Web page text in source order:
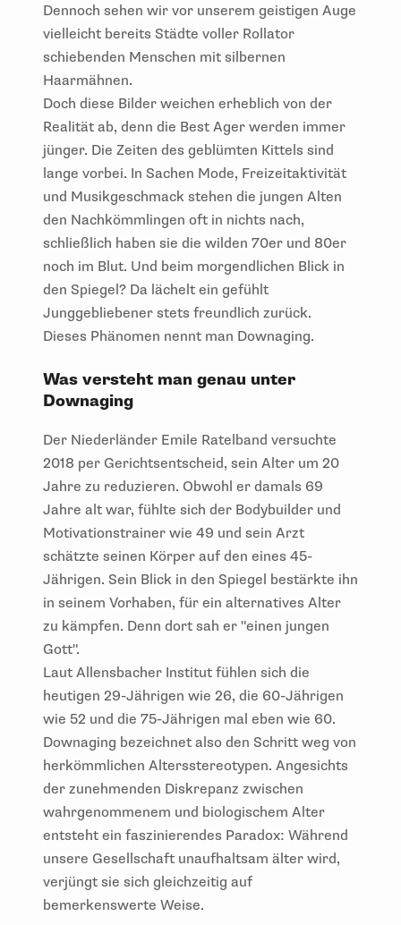
Dennoch sehen wir vor unserem geistigen Auge
vielleicht bereits Städte voller Rollator
schiebenden Menschen mit silbernen
Haarmähnen.
Doch diese Bilder weichen erheblich von der
Realität ab, denn die Best Ager werden immer
jünger. Die Zeiten des geblümten Kittels sind
lange vorbei. In Sachen Mode, Freizeitaktivität
und Musikgeschmack stehen die jungen Alten
den Nachkömmlingen oft in nichts nach,
schließlich haben sie die wilden 70er und 80er
noch im Blut. Und beim morgendlichen Blick in
den Spiegel? Da lächelt ein gefühlt
Junggebliebener stets freundlich zurück.
Dieses Phänomen nennt man Downaging.
Was versteht man genau unter
Downaging
Der Niederländer Emile Ratelband versuchte
2018 per Gerichtsentscheid, sein Alter um 20
Jahre zu reduzieren. Obwohl er damals 69
Jahre alt war, fühlte sich der Bodybuilder und
Motivationstrainer wie 49 und sein Arzt
schätzte seinen Körper auf den eines 45-
Jährigen. Sein Blick in den Spiegel bestärkte ihn
in seinem Vorhaben, für ein alternatives Alter
zu kämpfen. Denn dort sah er "einen jungen
Gott".
Laut Allensbacher Institut fühlen sich die
heutigen 29-Jährigen wie 26, die 60-Jährigen
wie 52 und die 75-Jährigen mal eben wie 60.
Downaging bezeichnet also den Schritt weg von
herkömmlichen Altersstereotypen. Angesichts
der zunehmenden Diskrepanz zwischen
wahrgenommenem und biologischem Alter
entsteht ein faszinierendes Paradox: Während
unsere Gesellschaft unaufhaltsam älter wird,
verjüngt sie sich gleichzeitig auf
bemerkenswerte Weise.